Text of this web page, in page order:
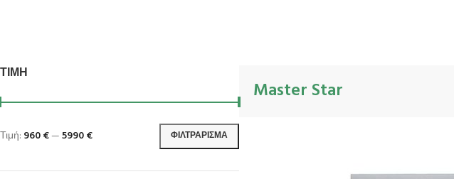
ΤΙΜΉ
ΦΙΛΤΡΆΡΙΣΜΑ
Τιμή: 960 €—5990 €
Master Star